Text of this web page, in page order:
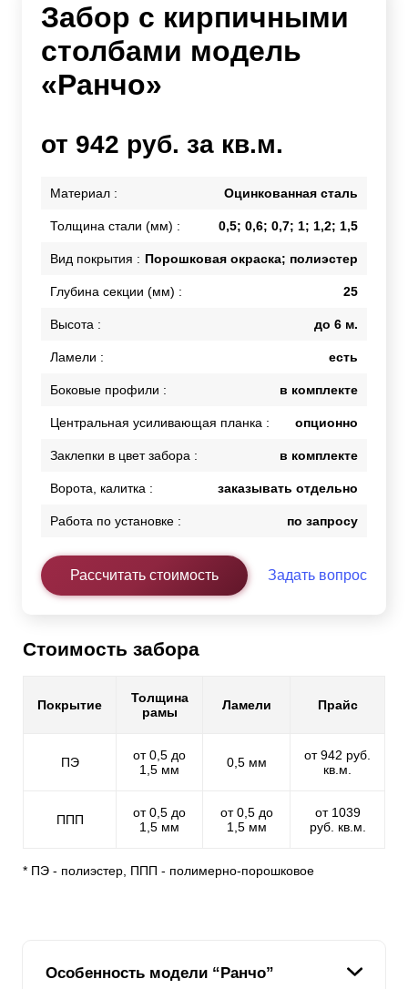
Забор с кирпичными
столбами модель
«Ранчо»
от 942 руб. за кв.м.
Материал : Оцинкованная сталь
Толщина стали (мм) : 0,5; 0,6; 0,7; 1; 1,2; 1,5
Вид покрытия : Порошковая окраска; полиэстер
Глубина секции (мм) : 25
Высота : до 6 м.
Ламели : есть
Боковые профили : в комплекте
Центральная усиливающая планка : опционно
Заклепки в цвет забора : в комплекте
Ворота, калитка : заказывать отдельно
Работа по установке : по запросу
Рассчитать стоимость Задать вопрос
Стоимость забора
Покрытие
Толщина
рамы
Ламели Прайс
ПЭ
от 0,5 до
1,5 мм
0,5 мм
от 942 руб.
кв.м.
ППП
от 0,5 до
1,5 мм
от 0,5 до
1,5 мм
от 1039
руб. кв.м.
* ПЭ - полиэстер, ППП - полимерно-порошковое
Особенность модели “Ранчо”